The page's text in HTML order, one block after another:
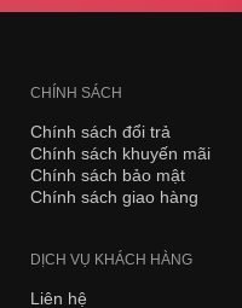
CHÍNH SÁCH
Chính sách đổi trả
Chính sách khuyến mãi
Chính sách bảo mật
Chính sách giao hàng
DỊCH VỤ KHÁCH HÀNG
Liên hệ